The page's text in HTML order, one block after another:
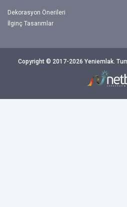
Dekorasyon Önerileri
İlginç Tasarımlar
Copyright © 2017-2026 Yeniemlak.